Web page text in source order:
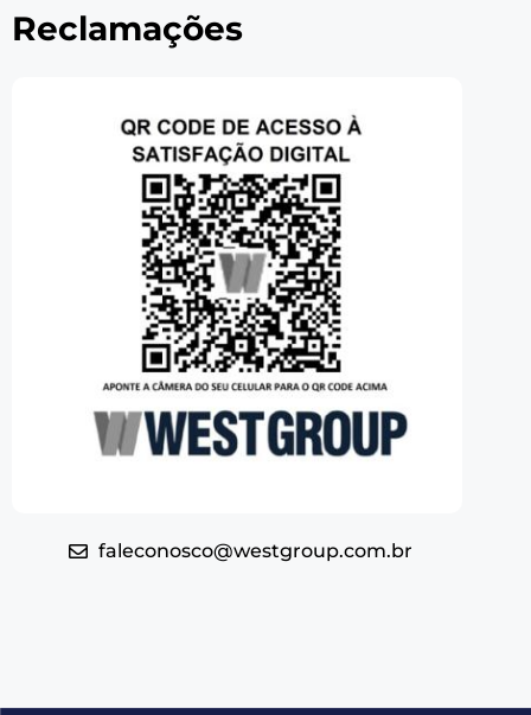
Reclamações
faleconosco@westgroup.com.br